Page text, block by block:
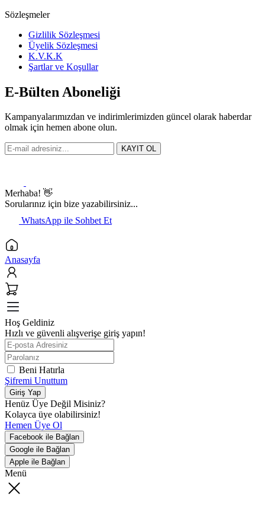
Sözleşmeler
Gizlilik Sözleşmesi
Üyelik Sözleşmesi
K.V.K.K
Şartlar ve Koşullar
E-Bülten Aboneliği
Kampanyalarımızdan ve indirimlerimizden güncel olarak haberdar
olmak için hemen abone olun.
KAYIT OL
Merhaba! 👋
Sorularınız için bize yazabilirsiniz...
WhatsApp ile Sohbet Et
Anasayfa
Hoş Geldiniz
Hızlı ve güvenli alışverişe giriş yapın!
Beni Hatırla
Şifremi Unuttum
Giriş Yap
Henüz Üye Değil Misiniz?
Kolayca üye olabilirsiniz!
Hemen Üye Ol
Facebook ile Bağlan
Google ile Bağlan
Apple ile Bağlan
Menü